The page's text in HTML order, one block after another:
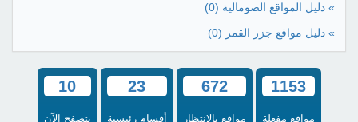
» دليل المواقع الصومالية (0)
» دليل مواقع جزر القمر (0)
1153
مواقع مفعلة
672
مواقع بالإنتظار
23
أقسام رئيسية
10
يتصفح الآن